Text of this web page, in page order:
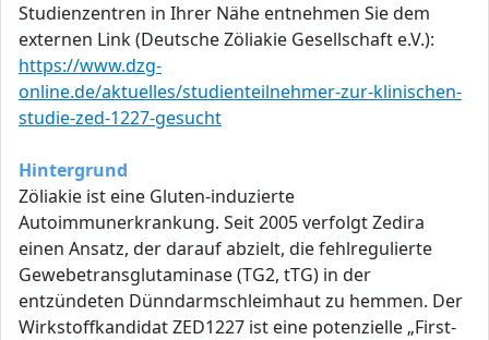
Studienzentren in Ihrer Nähe entnehmen Sie dem
externen Link (Deutsche Zöliakie Gesellschaft e.V.):
https://www.dzg-
online.de/aktuelles/studienteilnehmer-zur-klinischen-
studie-zed-1227-gesucht
Hintergrund
Zöliakie ist eine Gluten-induzierte
Autoimmunerkrankung. Seit 2005 verfolgt Zedira
einen Ansatz, der darauf abzielt, die fehlregulierte
Gewebetransglutaminase (TG2, tTG) in der
entzündeten Dünndarmschleimhaut zu hemmen. Der
Wirkstoffkandidat ZED1227 ist eine potenzielle „First-